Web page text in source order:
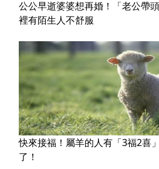
公公早逝婆婆想再婚！「老公帶
裡有陌生人不舒服
快來接福！屬羊的人有「3福2喜
了！